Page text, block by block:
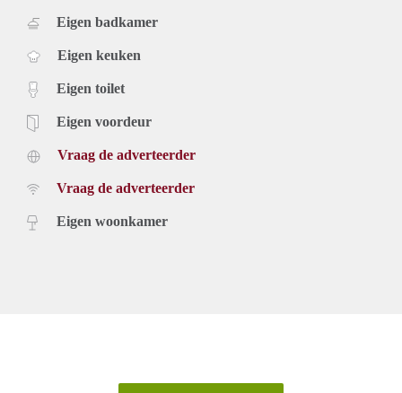
Eigen badkamer
Eigen keuken
Eigen toilet
Eigen voordeur
Vraag de adverteerder
Vraag de adverteerder
Eigen woonkamer